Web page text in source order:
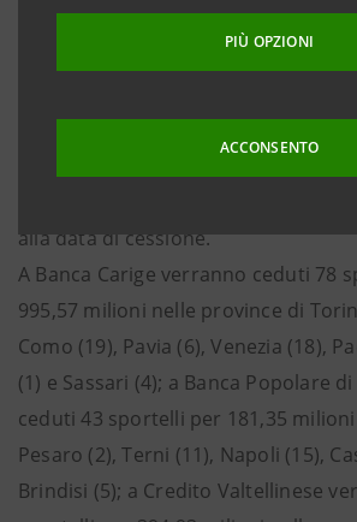
PIÙ OPZIONI
ACCONSENTO
Veneto Banca per un corrispettivo
alla data di cessione.
A Banca Carige verranno ceduti 78
995,57 milioni nelle province di
Como (19), Pavia (6), Venezia (18),
(1) e Sassari (4); a Banca Popolare
ceduti 43 sportelli per 181,35
Pesaro (2), Terni (11), Napoli (15),
Brindisi (5); a Credito Valtellinese